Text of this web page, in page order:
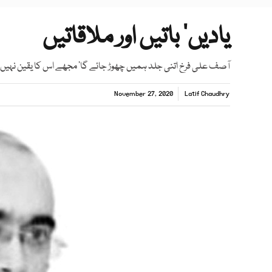
یادیں‘ باتیں اور ملاقاتیں
آصف علی فرخ اتنی جلد ہمیں چھوڑ جائے گا‘ مجھے اس کا یقین نہیں
Latif Chaudhry
November 27, 2020